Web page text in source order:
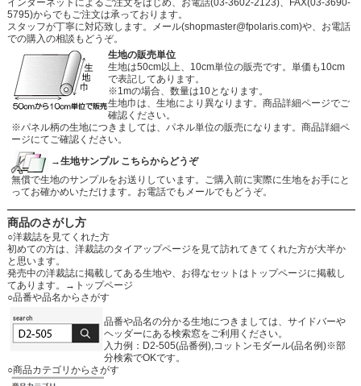
インターネットによるご注文をはじめ、お電話(03-3602-2123)、FAX(03-3690-
5795)からでもご注文は承っております。
スタッフが丁寧に対応致します。メール(shopmaster@fpolaris.com)や、お電話
での購入の相談もどうぞ。
生地の販売単位
生地は50cm以上、10cm単位の販売です。単価も10cm
で表記してあります。
※1mの場合、数量は10となります。
生地巾は、生地により異なります。商品詳細ページでご
確認ください。
※パネル柄の生地につきましては、パネル単位の販売になります。商品詳細ペ
ージにてご確認ください。
→生地サンプル こちらからどうぞ
無償で生地のサンプルをお送りしています。ご購入前に実際に生地をお手にと
ってお確かめいただけます。お電話でもメールでもどうぞ。
商品のさがし方
○洋裁誌を見てくれた方
初めての方は、洋裁誌のタイアップページを見て訪れてきてくれた方が大半か
と思います。
発売中の洋裁誌に掲載してある生地や、お得なセットはトップページに掲載し
てあります。
→トップページ
○品番や品名からさがす
品番や品名の分かる生地につきましては、サイドバーや
ヘッダーにある検索窓をご利用ください。
入力例：D2-505(品番例),コットンモダール(品名例)※部
分検索でOKです。
○商品カテゴリからさがす